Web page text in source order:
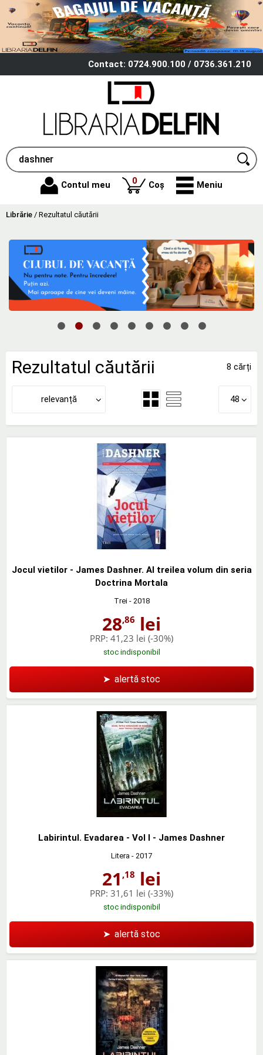
Contact: 0724.900.100 / 0736.361.210
Contul meu 0produse
Coș Meniu
Librărie / Rezultatul căutării
Rezultatul căutării 8 cărți
relevanță 48
Jocul vietilor - James Dashner. Al treilea volum din seria
Doctrina Mortala
Trei- 2018
28,86 lei
PRP: 41,23 lei (-30%)
stoc indisponibil
➤ alertă stoc
Labirintul. Evadarea - Vol I - James Dashner
Litera - 2017
21 ,18 lei
PRP: 31,61 lei (-33%)
stoc indisponibil
➤ alertă stoc